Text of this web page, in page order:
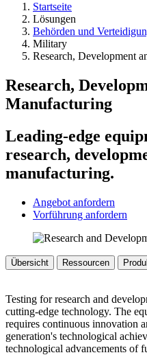
Startseite
Lösungen
Behörden und
Military
Research, Development
Research,
Manufacturing
Leading-edge
research,
manufacturing.
Angebot anfordern
Vorführung anfordern
Übersicht Ressourcen
Testing for research and
cutting-edge technology. The
requires continuous innovation
generation's technological
technological advancements of